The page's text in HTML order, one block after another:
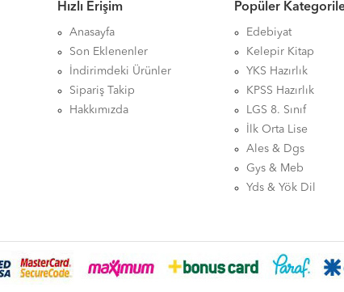
Hızlı Erişim
Anasayfa
Son Eklenenler
İndirimdeki Ürünler
Sipariş Takip
Hakkımızda
Popüler
Edebiyat
Kelepir Kitap
YKS Hazırlık
KPSS Hazırlık
LGS 8. Sınıf
İlk Orta Lise
Ales & Dgs
Gys & Meb
Yds & Yök Dil